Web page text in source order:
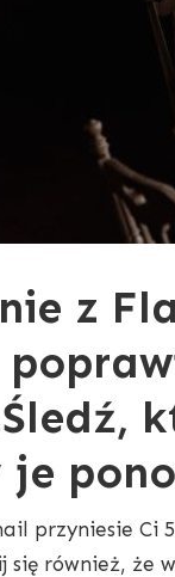
z
przyniesie Ci
się również, że